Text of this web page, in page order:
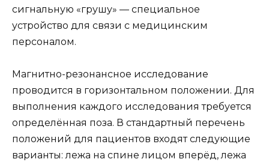
сигнальную «грушу» — специальное
устройство для связи с медицинским
персоналом.
Магнитно-резонансное исследование
проводится в горизонтальном положении. Для
выполнения каждого исследования требуется
определённая поза. В стандартный перечень
положений для пациентов входят следующие
варианты: лежа на спине лицом вперёд, лежа